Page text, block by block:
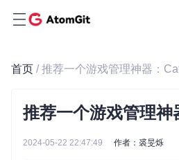
首页 / 推荐一个游戏管理神器：
推荐一个游戏管理
2024-05-22 22:47:49 作者：裘旻烁